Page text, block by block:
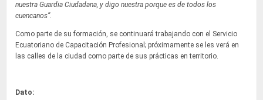
nuestra Guardia Ciudadana, y digo nuestra porque es de todos los
cuencanos”.
Como parte de su formación, se continuará trabajando con el Servicio
Ecuatoriano de Capacitación Profesional; próximamente se les verá en
las calles de la ciudad como parte de sus prácticas en territorio.
Dato: